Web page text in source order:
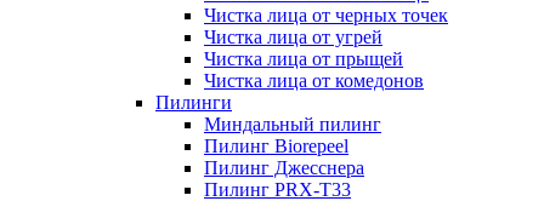
Чистка лица от черных точек
Чистка лица от угрей
Чистка лица от прыщей
Чистка лица от комедонов
Пилинги
Миндальный пилинг
Пилинг Biorepeel
Пилинг Джесснера
Пилинг PRX-T33